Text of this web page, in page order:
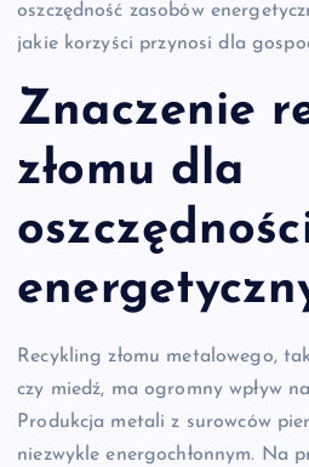
oszczędność zasobów
jakie korzyści przynosi dla
Znaczenie
złomu dla
Recykling złomu metalowego,
czy miedź, ma ogromny wpływ
Produkcja metali z surowców
niezwykle energochłonnym. Na